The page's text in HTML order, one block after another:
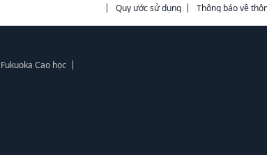
Quy ước sử dụng
Thông báo về
Cao học